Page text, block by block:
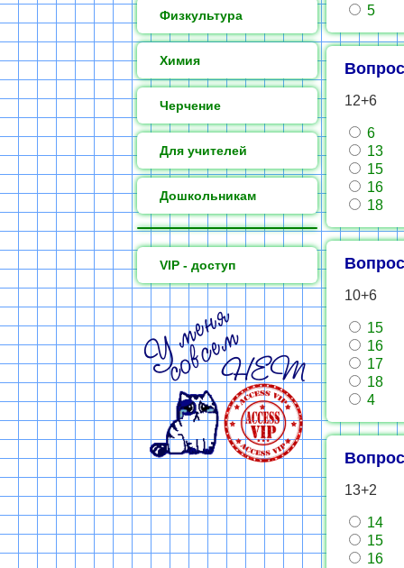
Физкультура
Химия
Черчение
Для учителей
Дошкольникам
VIP - доступ
5
12+6
6
13
15
16
18
10+6
15
16
17
18
4
13+2
14
15
16